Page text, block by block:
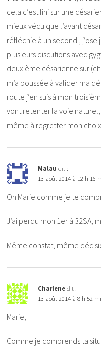
cela c’est fini sur une
mieux vécu que l’avant
réfléchie à un second , j’ose
plusieurs discutions avec
deuxième césarienne sur
m’a poussée à valider ma
route j’en suis à mon
vont retenter la voie naturel,
même à regretter mon choix
Malau dit :
13 août 2014 à 12 h 16
Oh Marie comme je te
J’ai perdu mon 1er à 32SA,
Même constat, même
Charlene dit :
13 août 2014 à 8 h 52
Marie,
Comme je comprends ta